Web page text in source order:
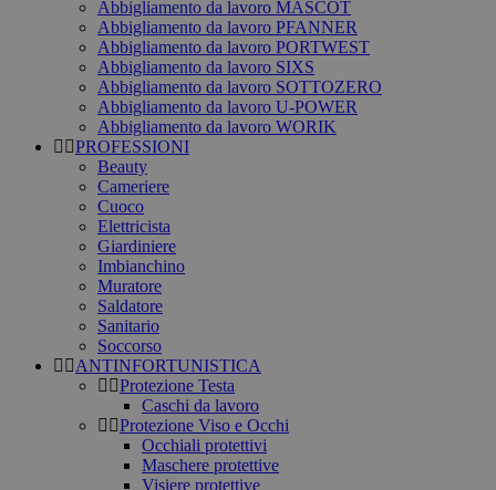
Abbigliamento da lavoro MASCOT
Abbigliamento da lavoro PFANNER
Abbigliamento da lavoro PORTWEST
Abbigliamento da lavoro SIXS
Abbigliamento da lavoro SOTTOZERO
Abbigliamento da lavoro U-POWER
Abbigliamento da lavoro WORIK
PROFESSIONI
Beauty
Cameriere
Cuoco
Elettricista
Giardiniere
Imbianchino
Muratore
Saldatore
Sanitario
Soccorso
ANTINFORTUNISTICA
Protezione Testa
Caschi da lavoro
Protezione Viso e Occhi
Occhiali protettivi
Maschere protettive
Visiere protettive